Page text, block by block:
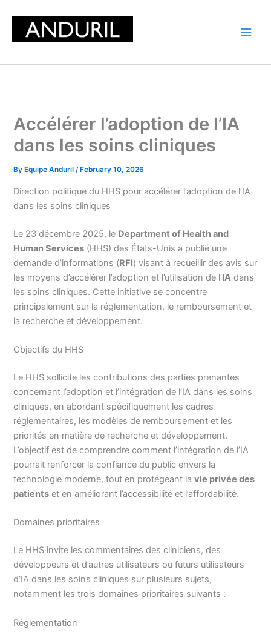
content
Accélérer l’adoption de l’IA
dans les soins cliniques
By Equipe Anduril/ February 10, 2026
Direction politique du HHS pour accélérer l’adoption de l’IA
dans les soins cliniques
Le 23 décembre 2025, le Department of Health and
Human Services (HHS) des États-Unis a publié une
demande d’informations (RFI) visant à recueillir des avis sur
les moyens d’accélérer l’adoption et l’utilisation de l’IA dans
les soins cliniques. Cette initiative se concentre
principalement sur la réglementation, le remboursement et
la recherche et développement.
Objectifs du HHS
Le HHS sollicite les contributions des parties prenantes
concernant l’adoption et l’intégration de l’IA dans les soins
cliniques, en abordant spécifiquement les cadres
réglementaires, les modèles de remboursement et les
priorités en matière de recherche et développement.
L’objectif est de comprendre comment l’intégration de l’IA
pourrait renforcer la confiance du public envers la
technologie moderne, tout en protégeant lavie privée des
patients et en améliorant l’accessibilité et l’affordabilité.
Domaines prioritaires
Le HHS invite les commentaires des cliniciens, des
développeurs et d’autres utilisateurs ou futurs utilisateurs
d’IA dans les soins cliniques sur plusieurs sujets,
notamment les trois domaines prioritaires suivants :
Réglementation